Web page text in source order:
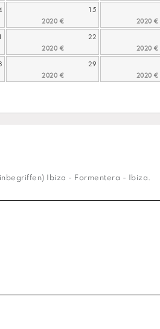
15
22
29
Ibiza - Formentera - Ibiza.